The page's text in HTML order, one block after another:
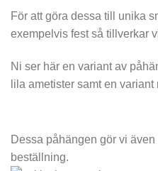
För att göra dessa till unika
exempelvis fest så tillverkar
Ni ser här en variant av
lila ametister samt en variant
Dessa påhängen gör vi
beställning.